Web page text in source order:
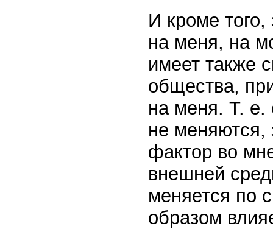
И кроме
на меня, на
имеет также
общества,
на меня. Т. е.
не меняются,
фактор во
внешней
меняется по
образом